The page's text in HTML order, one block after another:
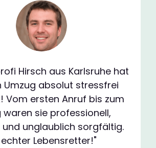
Hirsch aus Karlsruhe hat
Umzug absolut stressfrei
Vom ersten Anruf bis zum
waren sie professionell,
und unglaublich sorgfältig.
echter Lebensretter!"